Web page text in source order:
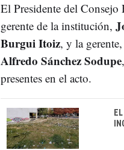
El Presidente del Consejo
gerente de la institución,
Burgui Itoiz, y la gerente,
Alfredo Sánchez Sodupe
presentes en el acto.